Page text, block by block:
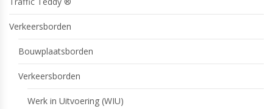
Verkeersborden
Bouwplaatsborden
Verkeersborden
Werk in Uitvoering (WIU)